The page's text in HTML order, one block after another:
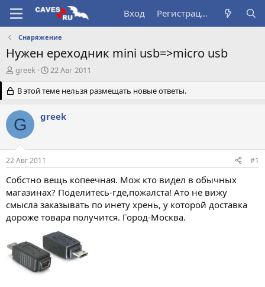
Вход Регистрация
Снаряжение
Нужен ереходник mini usb=>micro usb
А
т
о
р
т
е
м
greek
Д
т
а
а
а
22 Авг 2011
В этой теме нельзя размещать новые ответы.
G greek
22 Авг 2011 #1
Собстно вещь копеечная. Мож кто видел в обычных
магазинах? Поделитесь-где,пожалста! Ато не вижу
смысла заказывать по инету хрень, у которой доставка
дороже товара получится. Город-Москва.